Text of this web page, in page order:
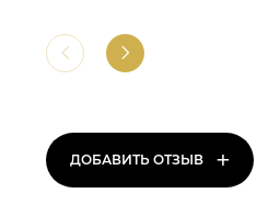
ДОБАВИТЬ ОТЗЫВ +